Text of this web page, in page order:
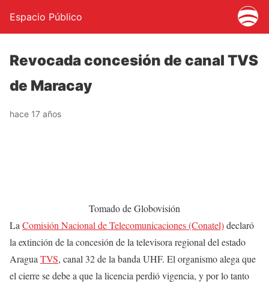
Espacio Público
Revocada concesión de canal TVS
de Maracay
hace 17 años
Tomado de Globovisión
La Comisión Nacional de Telecomunicaciones (Conatel)declaró
la extinción de la concesión de la televisora regional del estado
Aragua TVS, canal 32 de la banda UHF. El organismo alega que
el cierre se debe a que la licencia perdió vigencia, y por lo tanto